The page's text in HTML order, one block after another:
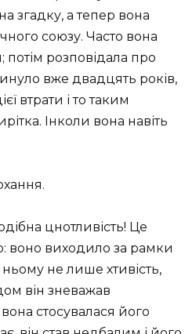
згадку, а тепер вона
союзу. Часто вона
потім розповідала про
вже двадцять років,
втрати і то таким
Інколи вона навіть
цнотливість! Це
воно виходило за рамки
не лише хтивість,
він зневажав
стосувалася його